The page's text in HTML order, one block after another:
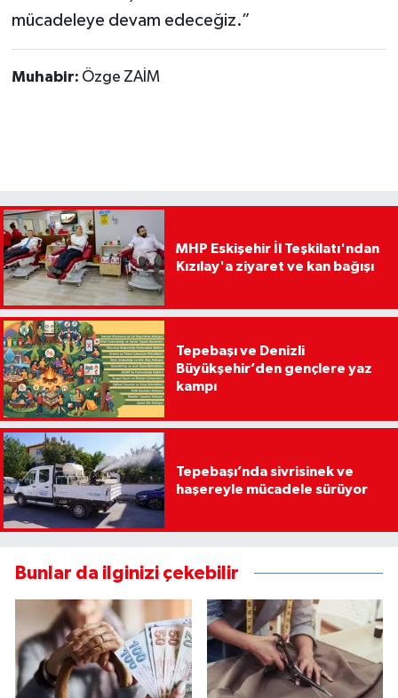
mücadeleye devam edeceğiz.”
Muhabir: Özge ZAİM
MHP Eskişehir İl Teşkilatı'ndan
Kızılay'a ziyaret ve kan bağışı
Tepebaşı ve Denizli
Büyükşehir’den gençlere yaz
kampı
Tepebaşı’nda sivrisinek ve
haşereyle mücadele sürüyor
Bunlar da ilginizi çekebilir